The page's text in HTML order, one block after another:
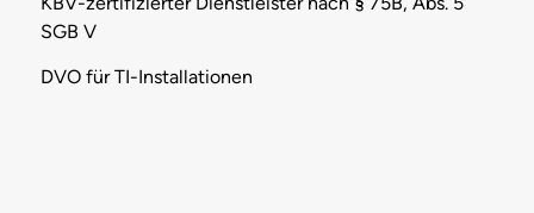
SGB V
DVO für TI-Installationen